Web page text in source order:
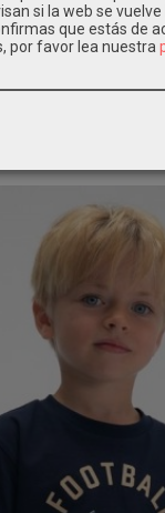
niño manga corta
si la web se
que estás de
por favor lea nuestra